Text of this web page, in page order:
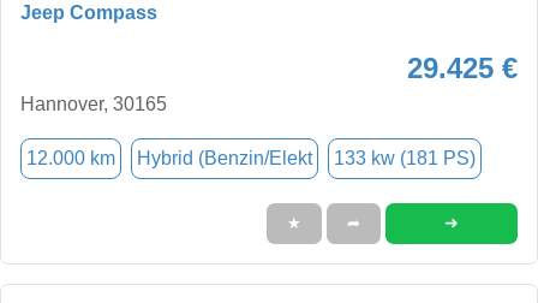
Jeep Compass
29.425 €
Hannover, 30165
12.000 km Hybrid (Benzin/Elekt 133 kw (181 PS)
★ ➦ ➜